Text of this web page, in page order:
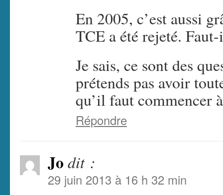
En 2005, c’est aussi
TCE a été rejeté.
Je sais, ce sont des
prétends pas avoir
qu’il faut commencer
Répondre
Jo dit :
29 juin 2013 à 16 h 32 min